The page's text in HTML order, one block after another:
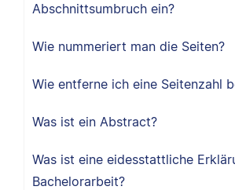
Abschnittsumbruch ein?
Wie nummeriert man die Seiten?
Wie entferne ich eine Seitenzahl
Was ist ein Abstract?
Was ist eine eidesstattliche
Bachelorarbeit?